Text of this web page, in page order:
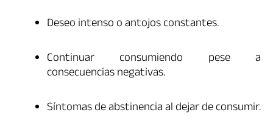
Deseo intenso o antojos constantes.
Continuar consumiendo pese a
consecuencias negativas.
Síntomas de abstinencia al dejar de consumir.